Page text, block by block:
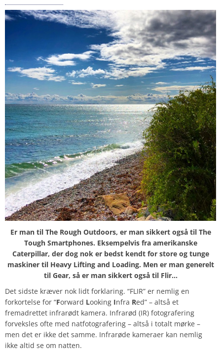
Er man til The Rough Outdoors, er man sikkert også til The
Tough Smartphones. Eksempelvis fra amerikanske
Caterpillar, der dog nok er bedst kendt for store og tunge
maskiner til Heavy Lifting and Loading. Men er man generelt
til Gear, så er man sikkert også til Flir…
Det sidste kræver nok lidt forklaring. “FLIR” er nemlig en
forkortelse for “Forward Looking Infra Red” – altså et
fremadrettet infrarødt kamera. Infrarød (IR) fotografering
forveksles ofte med natfotografering – altså i totalt mørke –
men det er ikke det samme. Infrarøde kameraer kan nemlig
ikke altid se om natten.